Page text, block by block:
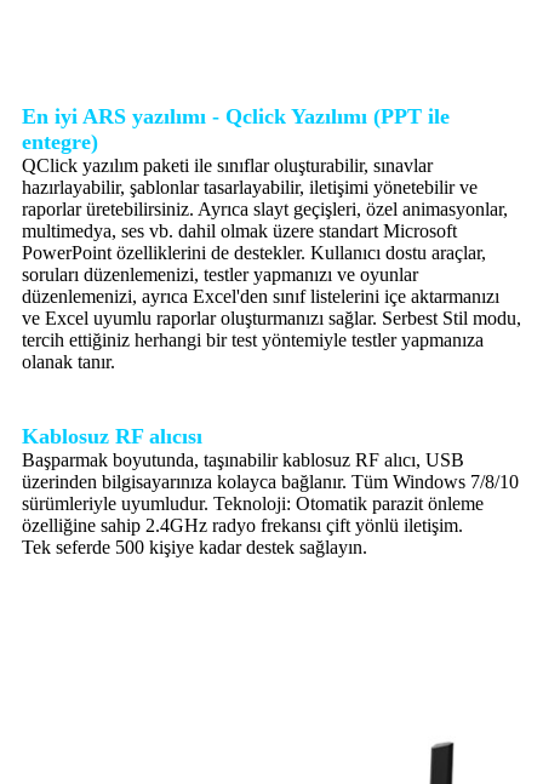
En iyi ARS yazılımı - Qclick Yazılımı (PPT ile
entegre)
QClick yazılım paketi ile sınıflar oluşturabilir, sınavlar
hazırlayabilir, şablonlar tasarlayabilir, iletişimi yönetebilir ve
raporlar üretebilirsiniz. Ayrıca slayt geçişleri, özel animasyonlar,
multimedya, ses vb. dahil olmak üzere standart Microsoft
PowerPoint özelliklerini de destekler. Kullanıcı dostu araçlar,
soruları düzenlemenizi, testler yapmanızı ve oyunlar
düzenlemenizi, ayrıca Excel'den sınıf listelerini içe aktarmanızı
ve Excel uyumlu raporlar oluşturmanızı sağlar. Serbest Stil modu,
tercih ettiğiniz herhangi bir test yöntemiyle testler yapmanıza
olanak tanır.
Kablosuz RF alıcısı
Başparmak boyutunda, taşınabilir kablosuz RF alıcı, USB
üzerinden bilgisayarınıza kolayca bağlanır. Tüm Windows 7/8/10
sürümleriyle uyumludur. Teknoloji: Otomatik parazit önleme
özelliğine sahip 2.4GHz radyo frekansı çift yönlü iletişim.
Tek seferde 500 kişiye kadar destek sağlayın.